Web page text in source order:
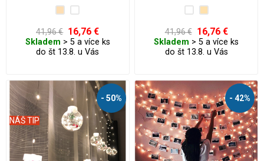
41,96 € 16,76 €
Skladem > 5 a více ks
do št 13.8. u Vás
41,96 € 16,76 €
Skladem > 5 a více ks
do št 13.8. u Vás
- 50%
NÁŠ TIP
- 42%